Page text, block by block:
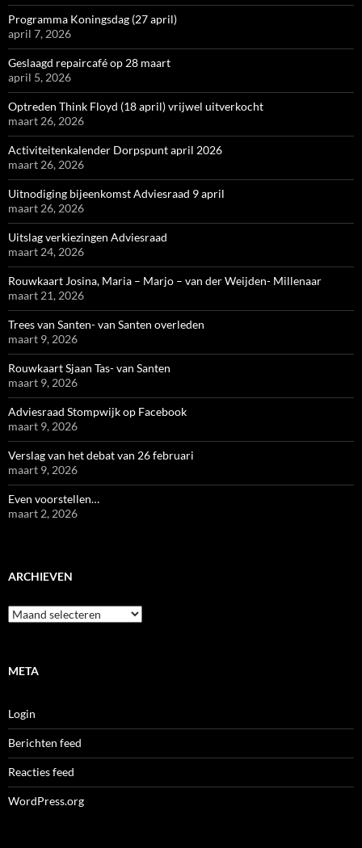
Programma Koningsdag (27 april)
april 7, 2026
Geslaagd repaircafé op 28 maart
april 5, 2026
Optreden Think Floyd (18 april) vrijwel uitverkocht
maart 26, 2026
Activiteitenkalender Dorpspunt april 2026
maart 26, 2026
Uitnodiging bijeenkomst Adviesraad 9 april
maart 26, 2026
Uitslag verkiezingen Adviesraad
maart 24, 2026
Rouwkaart Josina, Maria – Marjo – van der Weijden- Millenaar
maart 21, 2026
Trees van Santen- van Santen overleden
maart 9, 2026
Rouwkaart Sjaan Tas- van Santen
maart 9, 2026
Adviesraad Stompwijk op Facebook
maart 9, 2026
Verslag van het debat van 26 februari
maart 9, 2026
Even voorstellen…
maart 2, 2026
ARCHIEVEN
Archieven
META
Login
Berichten feed
Reacties feed
WordPress.org